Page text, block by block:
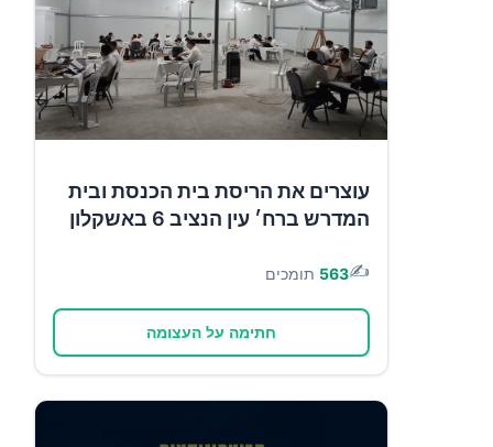
עוצרים את הריסת בית הכנסת ובית
המדרש ברח׳ עין הנציב 6 באשקלון
✍️
563 תומכים
חתימה על העצומה